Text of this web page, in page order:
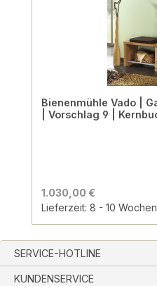
Bienenmühle Vado |
| Vorschlag 9 |
1.030,00 €
Lieferzeit: 8 - 10 Wochen
SERVICE-HOTLINE
KUNDENSERVICE